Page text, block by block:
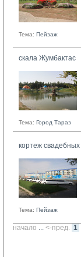
Тема: Пейзаж
скала Жумбактас
Тема: Город Тараз
кортеж
Тема: Пейзаж
начало ... <-пред. 1